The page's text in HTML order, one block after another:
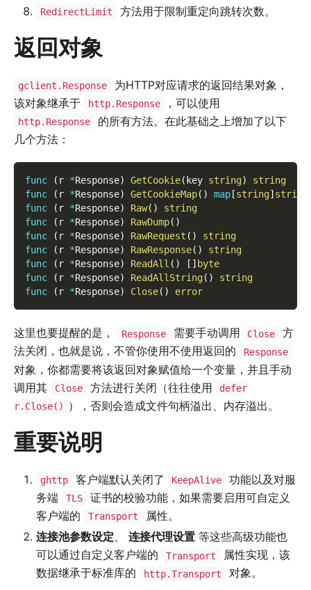
RedirectLimit 方法用于限制重定向跳转次数。
返回对象
gclient.Response
为HTTP对应请求的返回结果对象，
该对象继承于
http.Response ，可以使用
http.Response
的所有方法。在此基础之上增加了以下
几个方法：
func ( r *Response) GetCookie( key string)
string
func
( r *Response) GetCookieMap( ) map [string] string
func
( r *Response) Raw( )
string
func
( r *Response) RawDump( )
func
( r *Response) RawRequest ( )
string
func
( r *Response) RawResponse( )
string
func
( r *Response) ReadAll ( ) [ ] byte
func
( r *Response) ReadAllString( )
string
func
( r *Response) Close( ) error
这里也要提醒的是， Response 需要手动调用 Close
方
法关闭，也就是说，不管你使用不使用返回的
Response
对象，你都需要将该返回对象赋值给一个变量，并且手动
调用其
Close 方法进行关闭（往往使用
defer
r.Close()
），否则会造成文件句柄溢出、内存溢出。
重要说明
ghttp 客户端默认关闭了 KeepAlive
功能以及对服
务端
TLS
证书的校验功能，如果需要启用可自定义
客户端的
Transport
属性。
连接池参数设定、 连接代理设置 等这些高级功能也
可以通过自定义客户端的
Transport
属性实现，该
数据继承于标准库的
http.Transport 对象。